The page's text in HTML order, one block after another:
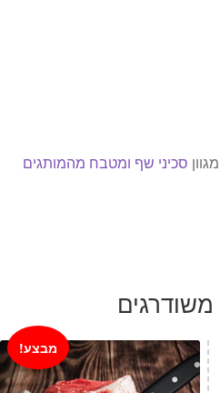
סכיני שף ומטבח מהמותגים
מבצע!